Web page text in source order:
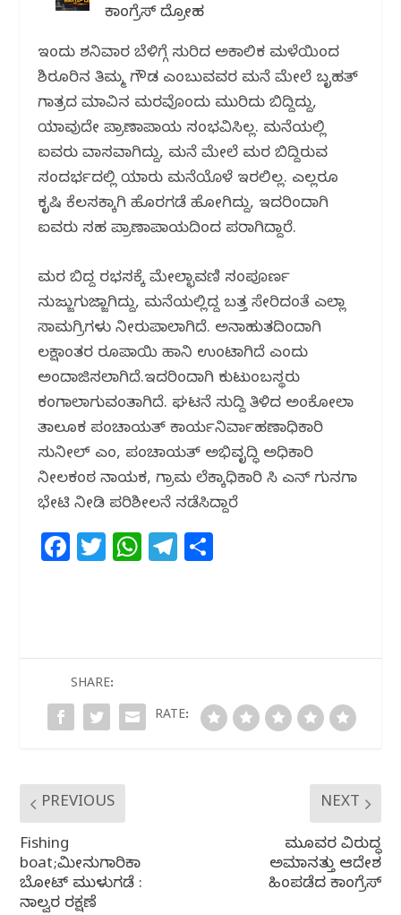
ಕಾಂಗ್ರೆಸ್ ದ್ರೋಹ
ಇಂದು ಶನಿವಾರ ಬೆಳಿಗ್ಗೆ ಸುರಿದ ಅಕಾಲಿಕ ಮಳೆಯಿಂದ
ಶಿರೂರಿನ ತಿಮ್ಮ ಗೌಡ ಎಂಬುವವರ ಮನೆ ಮೇಲೆ ಬೃಹತ್
ಗಾತ್ರದ ಮಾವಿನ ಮರವೊಂದು ಮುರಿದು ಬಿದ್ದಿದ್ದು,
ಯಾವುದೇ ಪ್ರಾಣಾಪಾಯ ಸಂಭವಿಸಿಲ್ಲ. ಮನೆಯಲ್ಲಿ
ಐವರು ವಾಸವಾಗಿದ್ದು, ಮನೆ ಮೇಲೆ ಮರ ಬಿದ್ದಿರುವ
ಸಂದರ್ಭದಲ್ಲಿ ಯಾರು ಮನೆಯೊಳೆ ಇರಲಿಲ್ಲ. ಎಲ್ಲರೂ
ಕೃಷಿ ಕೆಲಸಕ್ಕಾಗಿ ಹೊರಗಡೆ ಹೋಗಿದ್ದು, ಇದರಿಂದಾಗಿ
ಐವರು ಸಹ ಪ್ರಾಣಾಪಾಯದಿಂದ ಪರಾಗಿದ್ದಾರೆ.
ಮರ ಬಿದ್ದ ರಭಸಕ್ಕೆ ಮೇಲ್ಛಾವಣಿ ಸಂಪೂರ್ಣ
ನುಜ್ಜುಗುಜ್ಜಾಗಿದ್ದು, ಮನೆಯಲ್ಲಿದ್ದ ಬತ್ತ ಸೇರಿದಂತೆ ಎಲ್ಲಾ
ಸಾಮಗ್ರಿಗಳು ನೀರುಪಾಲಾಗಿದೆ. ಅನಾಹುತದಿಂದಾಗಿ
ಲಕ್ಷಾಂತರ ರೂಪಾಯಿ ಹಾನಿ ಉಂಟಾಗಿದೆ ಎಂದು
ಅಂದಾಜಿಸಲಾಗಿದೆ.ಇದರಿಂದಾಗಿ ಕುಟುಂಬಸ್ಥರು
ಕಂಗಾಲಾಗುವಂತಾಗಿದೆ. ಘಟನೆ ಸುದ್ದಿ ತಿಳಿದ ಅಂಕೋಲಾ
ತಾಲೂಕ ಪಂಚಾಯತ್ ಕಾರ್ಯನಿರ್ವಾಹಣಾಧಿಕಾರಿ
ಸುನೀಲ್ ಎಂ, ಪಂಚಾಯತ್ ಅಭಿವೃದ್ಧಿ ಅಧಿಕಾರಿ
ನೀಲಕಂಠ ನಾಯಕ, ಗ್ರಾಮ ಲೆಕ್ಕಾಧಿಕಾರಿ ಸಿ ಎನ್ ಗುನಗಾ
ಭೇಟಿ ನೀಡಿ ಪರಿಶೀಲನೆ ನಡೆಸಿದ್ದಾರೆ
F
b
o
T
r
W
A
p
T
ra
SHARE:
RATE:
PREVIOUS
Fishing
boat;ಮೀನುಗಾರಿಕಾ
ಬೋಟ್ ಮುಳುಗಡೆ :
ನಾಲ್ವರ ರಕ್ಷಣೆ
NEXT
ಮೂವರ ವಿರುದ್ಧ
ಅಮಾನತ್ತು ಆದೇಶ
ಹಿಂಪಡೆದ ಕಾಂಗ್ರೆಸ್